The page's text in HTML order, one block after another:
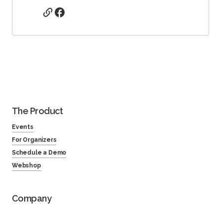
The Product
Events
For Organizers
Schedule a Demo
Webshop
Company